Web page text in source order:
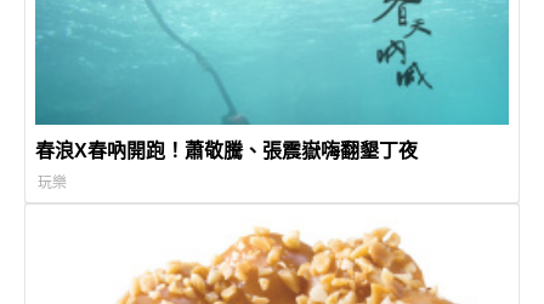
春浪X春吶開跑！蕭敬騰、張震嶽嗨翻墾丁夜
玩樂